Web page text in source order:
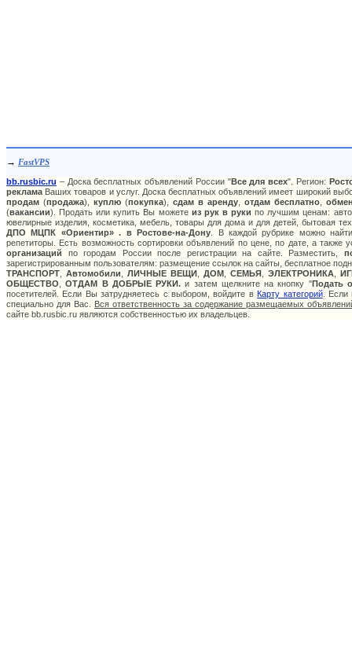
→ FastVPS
bb.rusbic.ru – Доска бесплатных объявлений России "Все для всех". Регион:
реклама Ваших товаров и услуг. Доска бесплатных объявлений имеет широкий
продам (продажа), куплю(покупка), сдам в аренду, отдам бесплатно,
(вакансии). Продать или купить Вы можете из рук в руки по лучшим ценам:
ювелирные изделия, косметика, мебель, товары для дома и для детей, бытовая
ДПО МЦПК «Ориентир» . в Ростове-на-Дону . В каждой рубрике можно
репетиторы. Есть возможность сортировки объявлений по цене, по дате, а
организаций по городам России после регистрации на сайте. Разместить,
зарегистрированным пользователям: размещение ссылок на сайты, бесплатное
ТРАНСПОРТ
Автомобили ЛИЧНЫЕ ВЕЩИ ДОМ СЕМЬЯ ЭЛЕКТРОНИКА
ОБЩЕСТВО ,ОТДАМ В ДОБРЫЕ РУКИ. и затем щелкните на кнопку "Подать
посетителей. Если Вы затрудняетесь с выбором, войдите вКарту категорий. Если
специально для Вас. Вся ответственность за содержание размещаемых
сайте bb.rusbic.ru являются собственностью их владельцев.